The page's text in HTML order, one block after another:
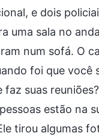
e dois
uma sala no
num sofá. O
foi que você
faz suas
estão na
tirou algumas